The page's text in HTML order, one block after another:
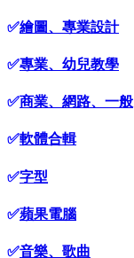
✅繪圖、專業設計
✅專業、幼兒教學
✅商業、網路、一般
✅軟體合輯
✅字型
✅蘋果電腦
✅音樂、歌曲